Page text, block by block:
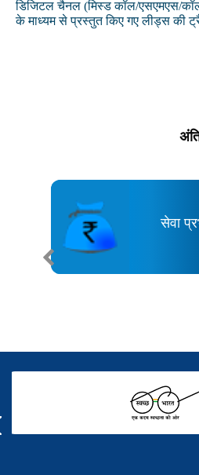
डिजिटल चैनल (मिस्ड कॉल/एसएमएस/
के माध्यम से प्रस्तुत किए गए लीड्स की
सेवा